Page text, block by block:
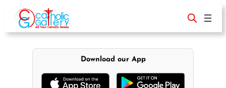
content
Download our App